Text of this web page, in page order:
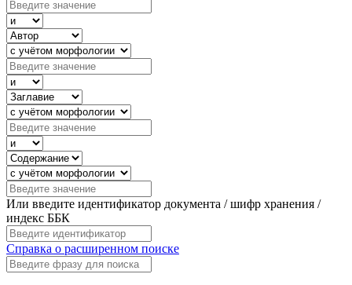
Или введите идентификатор документа / шифр хранения /
индекс ББК
Справка о расширенном поиске